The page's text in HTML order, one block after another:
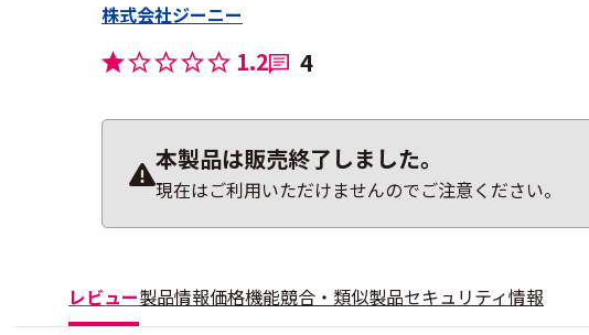
株式会社ジーニー
1.2 4
本製品は販売終了しました。
現在はご利用いただけませんのでご注意ください。
レビュー製品情報価格機能競合・類似製品セキュリティ情報